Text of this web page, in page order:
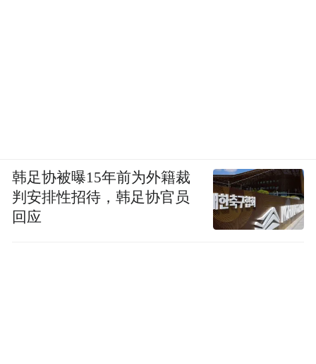
韩足协被曝15年前为外籍裁
判安排性招待，韩足协官员
回应